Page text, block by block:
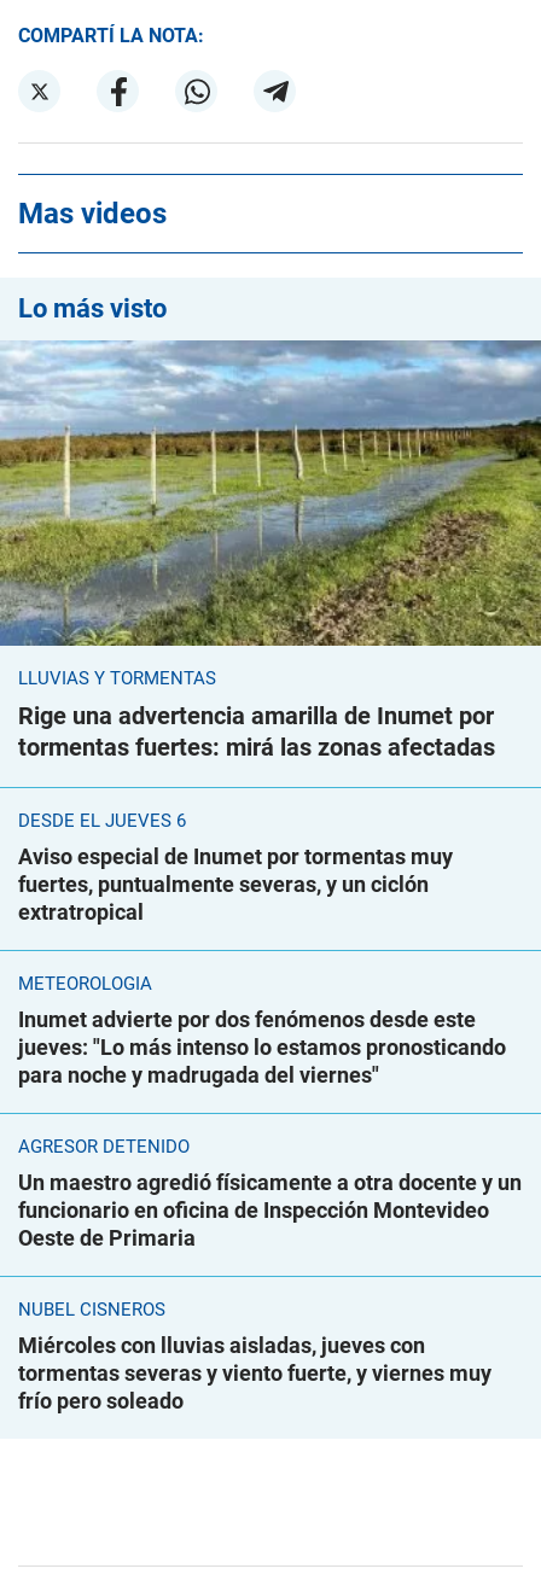
COMPARTÍ LA NOTA:
Mas videos
Lo más visto
LLUVIAS Y TORMENTAS
Rige una advertencia amarilla de Inumet por
tormentas fuertes: mirá las zonas afectadas
DESDE EL JUEVES 6
Aviso especial de Inumet por tormentas muy
fuertes, puntualmente severas, y un ciclón
extratropical
METEOROLOGÍA
Inumet advierte por dos fenómenos desde este
jueves: "Lo más intenso lo estamos pronosticando
para noche y madrugada del viernes"
AGRESOR DETENIDO
Un maestro agredió físicamente a otra docente y un
funcionario en oficina de Inspección Montevideo
Oeste de Primaria
NUBEL CISNEROS
Miércoles con lluvias aisladas, jueves con
tormentas severas y viento fuerte, y viernes muy
frío pero soleado